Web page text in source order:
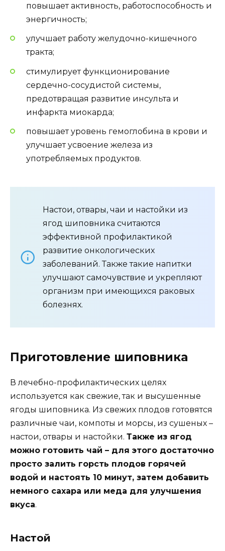
повышает активность, работоспособность и
энергичность;
улучшает работу желудочно-кишечного
тракта;
стимулирует функционирование
сердечно-сосудистой системы,
предотвращая развитие инсульта и
инфаркта миокарда;
повышает уровень гемоглобина в крови и
улучшает усвоение железа из
употребляемых продуктов.
Настои, отвары, чаи и настойки из
ягод шиповника считаются
эффективной профилактикой
развитие онкологических
заболеваний. Также такие напитки
улучшают самочувствие и укрепляют
организм при имеющихся раковых
болезнях.
Приготовление шиповника
В лечебно-профилактических целях
используется как свежие, так и высушенные
ягоды шиповника. Из свежих плодов готовятся
различные чаи, компоты и морсы, из сушеных –
настои, отвары и настойки. Также из ягод
можно готовить чай – для этого достаточно
просто залить горсть плодов горячей
водой и настоять 10 минут, затем добавить
немного сахара или меда для улучшения
вкуса.
Настой